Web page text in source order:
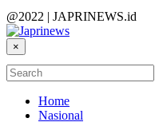
@2022 | JAPRINEWS.id
×
Home
Nasional